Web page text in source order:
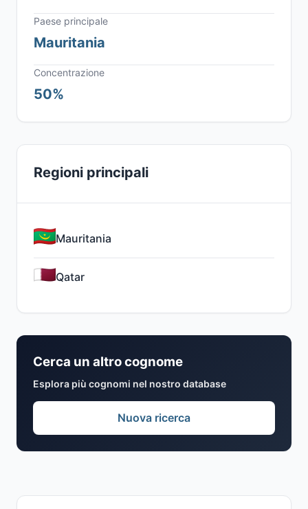
Paese principale
Mauritania
Concentrazione
50%
Regioni principali
Mauritania
Qatar
Cerca un altro cognome
Esplora più cognomi nel nostro database
Nuova ricerca